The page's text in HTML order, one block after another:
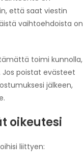
että saat viestin
vaihtoehdoista on
toimi kunnolla,
poistat evästeet
jälkeen,
oikeutesi
liittyen: